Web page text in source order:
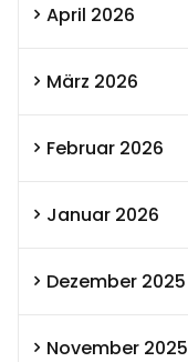
April 2026
März 2026
Februar 2026
Januar 2026
Dezember 2025
November 2025